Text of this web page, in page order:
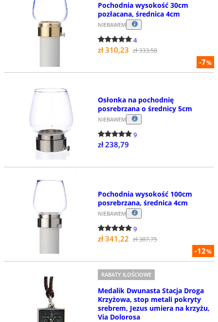
-7%
Pochodnia wysokość 30cm
pozłacana, średnica 4cm
NIEBAWEM
4
zł 310,23 zł 333,58
Osłonka na pochodnię
posrebrzana o średnicy 5cm
NIEBAWEM
9
zł 238,79
-12%
Pochodnia wysokość 100cm
posrebrzana, średnica 4cm
NIEBAWEM
9
zł 341,22 zł 387,75
RABATY ILOŚCIOWE
Medalik Dwunasta Stacja Droga
Krzyżowa, stop metali pokryty
srebrem, Jezus umiera na krzyżu,
Via Dolorosa